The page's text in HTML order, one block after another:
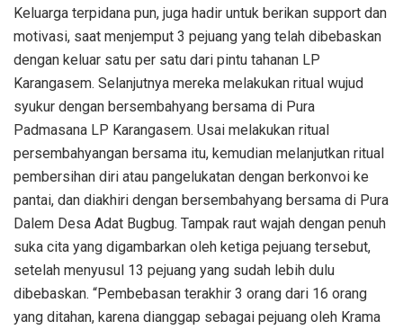
Keluarga terpidana pun, juga hadir untuk berikan support dan
motivasi, saat menjemput 3 pejuang yang telah dibebaskan
dengan keluar satu per satu dari pintu tahanan LP
Karangasem. Selanjutnya mereka melakukan ritual wujud
syukur dengan bersembahyang bersama di Pura
Padmasana LP Karangasem. Usai melakukan ritual
persembahyangan bersama itu, kemudian melanjutkan ritual
pembersihan diri atau pangelukatan dengan berkonvoi ke
pantai, dan diakhiri dengan bersembahyang bersama di Pura
Dalem Desa Adat Bugbug. Tampak raut wajah dengan penuh
suka cita yang digambarkan oleh ketiga pejuang tersebut,
setelah menyusul 13 pejuang yang sudah lebih dulu
dibebaskan. “Pembebasan terakhir 3 orang dari 16 orang
yang ditahan, karena dianggap sebagai pejuang oleh Krama